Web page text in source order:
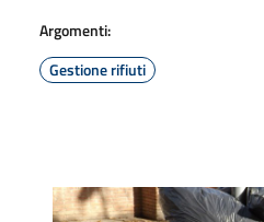
Argomenti:
Gestione rifiuti